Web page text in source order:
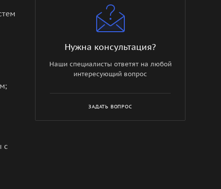
с
Нужна консультация?
Наши специалисты ответят на любой
интересующий вопрос
ЗАДАТЬ ВОПРОС